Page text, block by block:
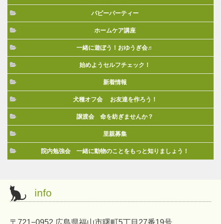
パピーパーティー
ホームケア講座
一緒に遊ぼう！おゆうぎ会♬
始めようセルフチェック！
新着情報
犬種オフ会 お友達を作ろう！
譲渡会 命を紡ぎませんか？
里親募集
院内勉強会 一緒に動物のことをもっと知りましょう！
info
〒721−0952 広島県福山市曙町5丁目27番19号